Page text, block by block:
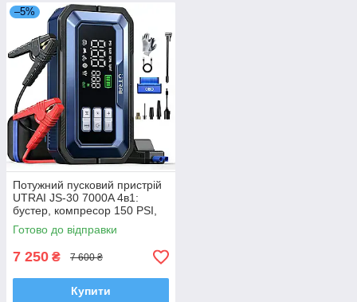
–5%
Потужний пусковий пристрій
UTRAI JS-30 7000A 4в1:
бустер, компресор 150 PSI,
повербанк, LED ліхтар 2000
lm
Готово до відправки
7 250 ₴ 7 600 ₴
Купити